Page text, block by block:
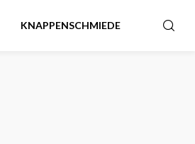
KNAPPENSCHMIEDE